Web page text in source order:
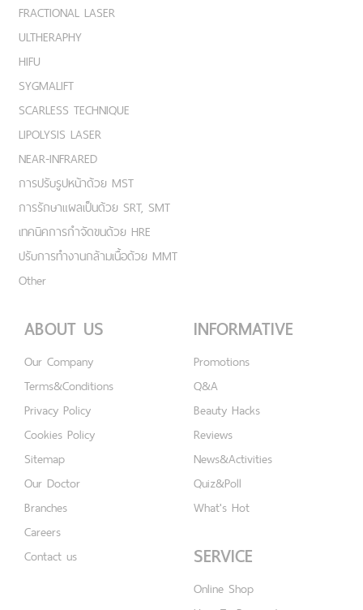
FRACTIONAL LASER
ULTHERAPHY
HIFU
SYGMALIFT
SCARLESS TECHNIQUE
LIPOLYSIS LASER
NEAR-INFRARED
การปรับรูปหน้าด้วย MST
การรักษาแผลเป็นด้วย SRT, SMT
เทคนิคการกำจัดขนด้วย HRE
ปรับการทำงานกล้ามเนื้อด้วย MMT
Other
ABOUT US
Our Company
Terms&Conditions
Privacy Policy
Cookies Policy
Sitemap
Our Doctor
Branches
Careers
Contact us
INFORMATIVE
Promotions
Q&A
Beauty Hacks
Reviews
News&Activities
Quiz&Poll
What's Hot
SERVICE
Online Shop